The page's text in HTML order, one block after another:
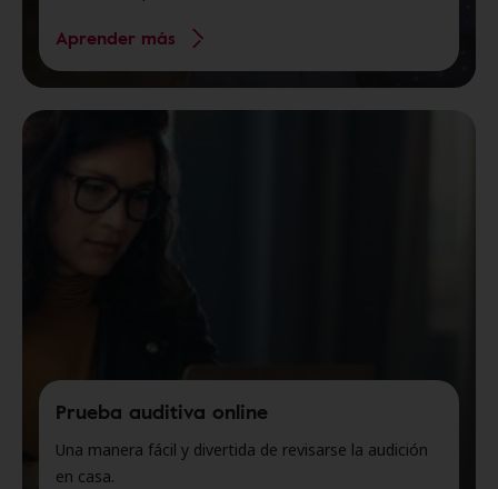
Aprender más
Prueba auditiva online
Una manera fácil y divertida de revisarse la audición
en casa.